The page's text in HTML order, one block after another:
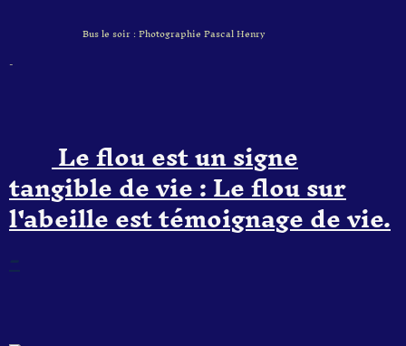
Bus le soir : Photographie Pascal Henry
-
Le flou est un signe
tangible de vie : Le flou sur
l'abeille est témoignage de vie.